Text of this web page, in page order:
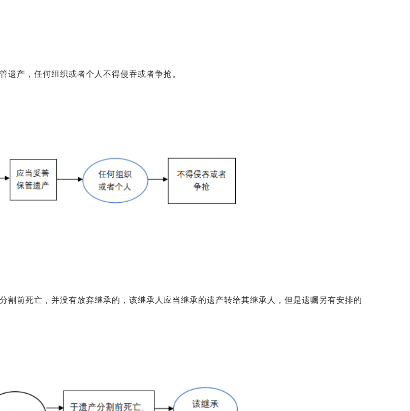
遗产，任何组织或者个人不得侵吞或者争抢。
割前死亡，并没有放弃继承的，该继承人应当继承的遗产转给其继承人，但是遗嘱另有安排的